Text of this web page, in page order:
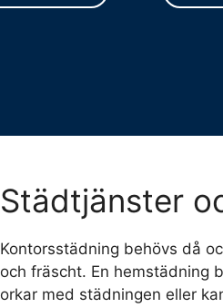
Städtjänster
Kontorsstädning behövs då
och fräscht. En hemstädning
orkar med städningen eller